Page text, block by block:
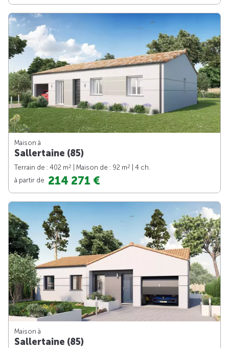
Maison à
Sallertaine (85)
Terrain de : 402 m2 | Maison de : 92 m2
| 4 ch.
à partir de 214 271 €
Maison à
Sallertaine (85)